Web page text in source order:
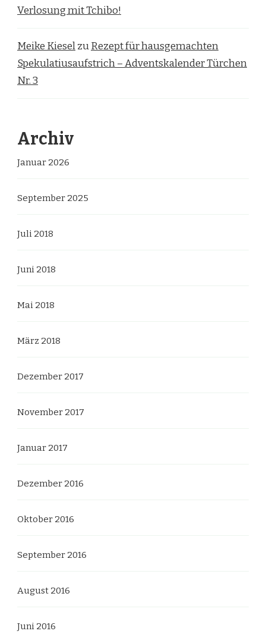
Verlosung mit Tchibo!
Meike KieselzuRezept für hausgemachten
Spekulatiusaufstrich – Adventskalender Türchen
Nr. 3
Archiv
Januar 2026
September 2025
Juli 2018
Juni 2018
Mai 2018
März 2018
Dezember 2017
November 2017
Januar 2017
Dezember 2016
Oktober 2016
September 2016
August 2016
Juni 2016